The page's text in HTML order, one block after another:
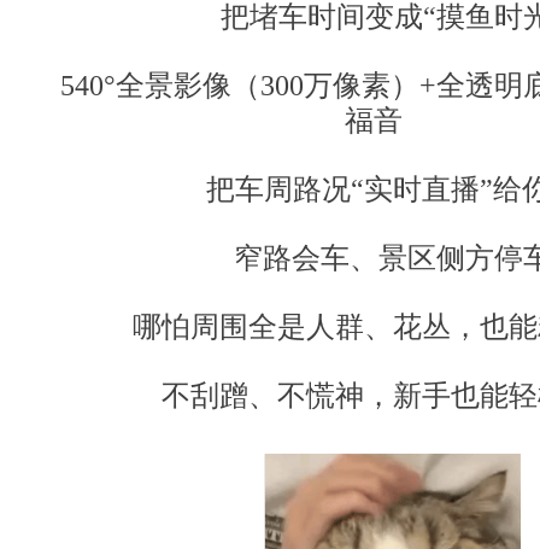
把堵车时间变成“摸鱼时
540°全景影像（300万像素）+全透明
福音
把车周路况“实时直播”给
窄路会车、景区侧方停
哪怕周围全是人群、花丛，也
不刮蹭、不慌神，新手也能